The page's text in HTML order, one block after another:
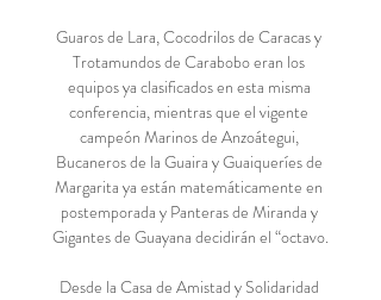
Guaros de Lara, Cocodrilos de Caracas y
Trotamundos de Carabobo eran los
equipos ya clasificados en esta misma
conferencia, mientras que el vigente
campeón Marinos de Anzoátegui,
Bucaneros de la Guaira y Guaiqueríes de
Margarita ya están matemáticamente en
postemporada y Panteras de Miranda y
Gigantes de Guayana decidirán el “octavo.
Desde la Casa de Amistad y Solidaridad